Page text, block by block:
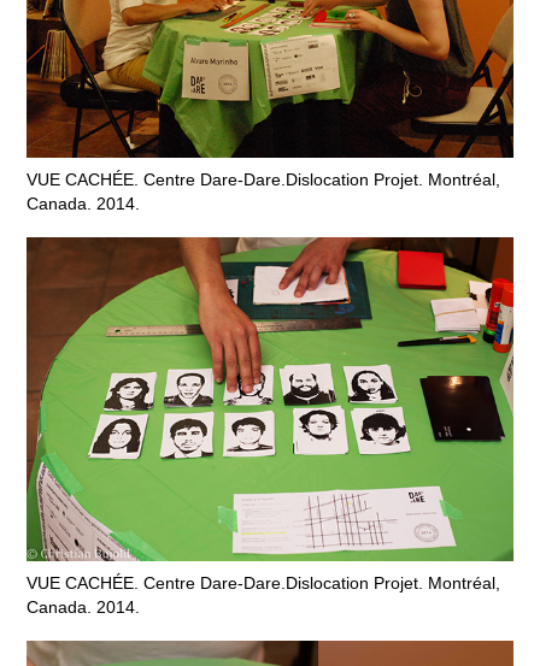
VUE CACHÉE. Centre Dare-Dare.Dislocation Projet. Montréal,
Canada. 2014.
VUE CACHÉE. Centre Dare-Dare.Dislocation Projet. Montréal,
Canada. 2014.